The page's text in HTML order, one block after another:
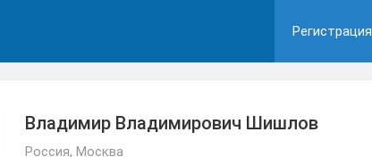
Регистрация
Владимир Владимирович Шишлов
Россия, Москва